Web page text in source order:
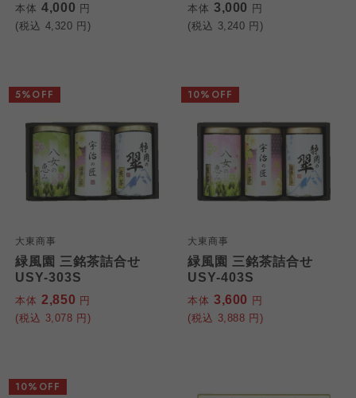
本体 4,000 円
(税込 4,320 円)
本体 3,000 円
(税込 3,240 円)
大東商事
緑風園 三銘茶詰合せ
USY-303S
本体 2,850 円
(税込 3,078 円)
5%OFF
大東商事
緑風園 三銘茶詰合せ
USY-403S
本体 3,600 円
(税込 3,888 円)
10%OFF
10%OFF